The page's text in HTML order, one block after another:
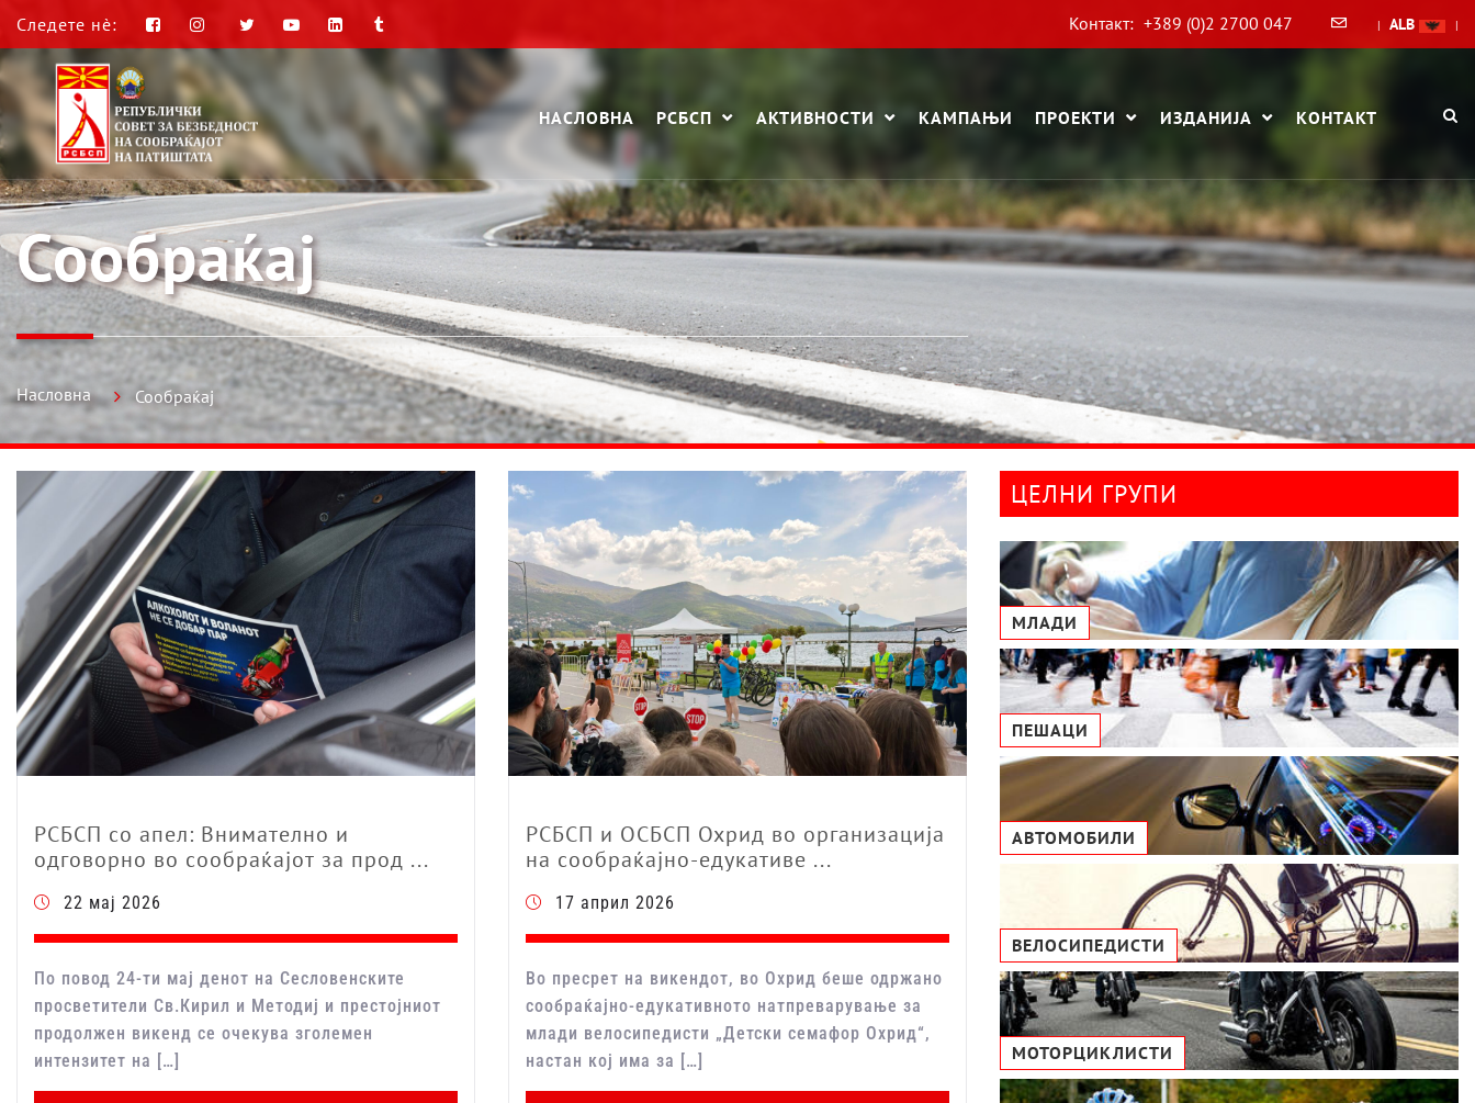
Следете нè: Контакт: +389 (0)2 2700 047 | ALB |
НАСЛОВНА РСБСП АКТИВНОСТИ КАМПАЊИ ПРОЕКТИ ИЗДАНИЈА КОНТАКТ
Сообраќај
Насловна Сообраќај
РСБСП со апел: Внимателно и
одговорно во сообраќајот за прод ...
22 мај 2026
По повод 24-ти мај денот на Сесловенските
просветители Св.Кирил и Методиј и престојниот
продолжен викенд се очекува зголемен
интензитет на […]
РСБСП и ОСБСП Охрид во организација
на сообраќајно-едукативе ...
17 април 2026
Во пресрет на викендот, во Охрид беше одржано
сообраќајно-едукативното натпреварување за
млади велосипедисти „Детски семафор Охрид“,
настан кој има за […]
ЦЕЛНИ ГРУПИ
МЛАДИ
ПЕШАЦИ
АВТОМОБИЛИ
ВЕЛОСИПЕДИСТИ
МОТОРЦИКЛИСТИ